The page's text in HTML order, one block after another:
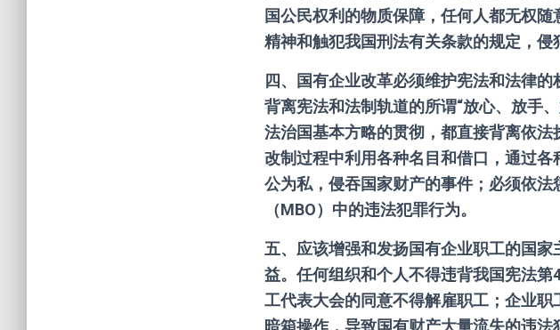
国公民权利的物质保障，任何人都无权
精神和触犯我国刑法有关条款的规定，侵
四、国有企业改革必须维护宪法和法律
背离宪法和法制轨道的所谓“放心、放手
法治国基本方略的贯彻，都直接背离依
改制过程中利用各种名目和借口，通过
公为私，侵吞国家财产的事件；必须依法
（MBO）中的违法犯罪行为。
五、应该增强和发扬国有企业职工的国
益。任何组织和个人不得违背我国宪法
工代表大会的同意不得解雇职工；企业职
暗箱操作，导致国有财产大量流失的违